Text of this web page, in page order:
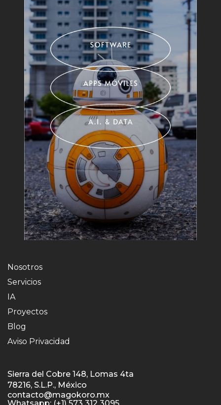
Nosotros
Servicios
IA
Proyectos
Blog
Aviso Privacidad
Sierra del Cobre 148, Lomas 4ta
78216, S.L.P., México
contacto@magokoro.mx